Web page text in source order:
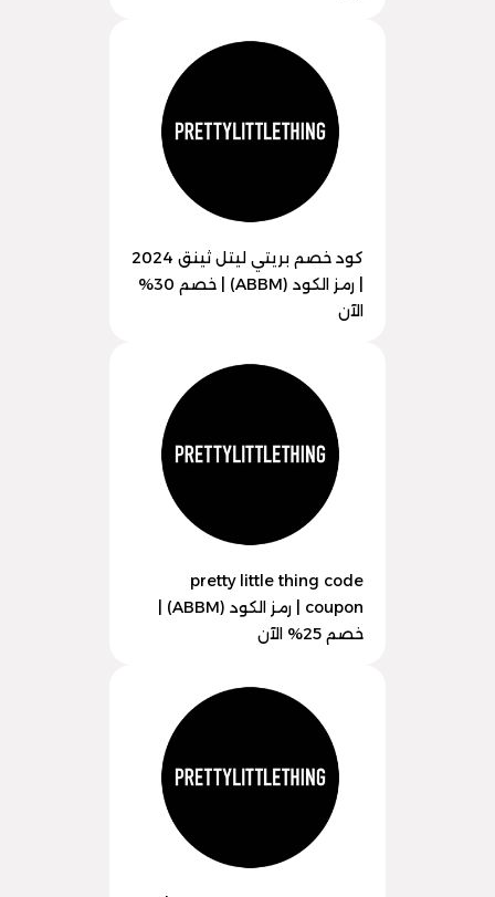
كود خصم بريتي ليتل ثينق 2024
| رمز الكود (ABBM) | خصم 30%
الآن
pretty little thing code
coupon | رمز الكود (ABBM) |
خصم 25% الآن